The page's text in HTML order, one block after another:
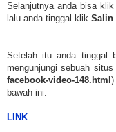
Selanjutnya anda bisa
lalu anda tinggal klik Salin
Setelah itu anda tinggal
mengunjungi sebuah situs
facebook-video-148.html )
bawah ini.
LINK